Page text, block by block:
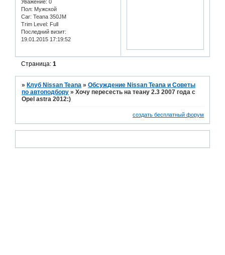
Уважение: 0
Пол: Мужской
Car: Teana 350JM
Trim Level: Full
Последний визит:
19.01.2015 17:19:52
Страница:1
»Клуб Nissan Teana »Обсуждение Nissan Teana и Советы
по автоподбору »Хочу пересесть на теану 2.3 2007 года с
Opel astra 2012:)
создать бесплатный форум